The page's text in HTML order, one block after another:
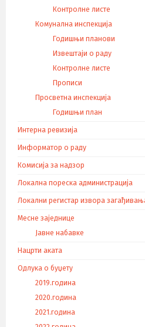
Контролне листе
Комунална инспекција
Годишњи планови
Извештаји о раду
Контролне листе
Прописи
Просветна инспекција
Годишњи план
Интерна ревизија
Информатор о раду
Комисија за надзор
Локална пореска администрација
Локални регистар извора
Месне заједнице
Јавне набавке
Нацрти аката
Одлука о буџету
2019.година
2020.година
2021.година